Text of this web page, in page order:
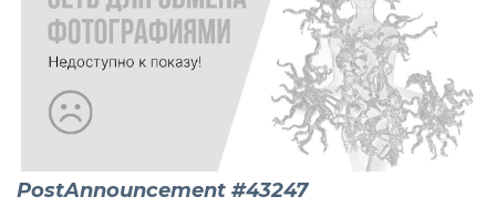
PostAnnouncement #43247